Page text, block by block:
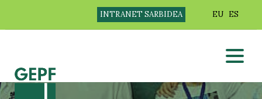
INTRANET SARBIDEA EU ES